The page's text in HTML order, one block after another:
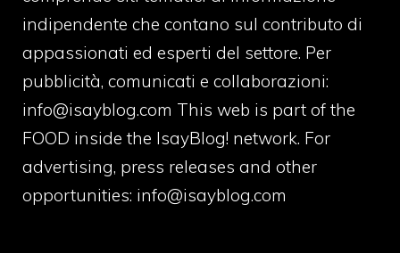
indipendente che contano sul contributo di
appassionati ed esperti del settore. Per
pubblicità, comunicati e collaborazioni:
info@isayblog.com This web is part of the
FOOD inside the IsayBlog! network. For
advertising, press releases and other
opportunities: info@isayblog.com